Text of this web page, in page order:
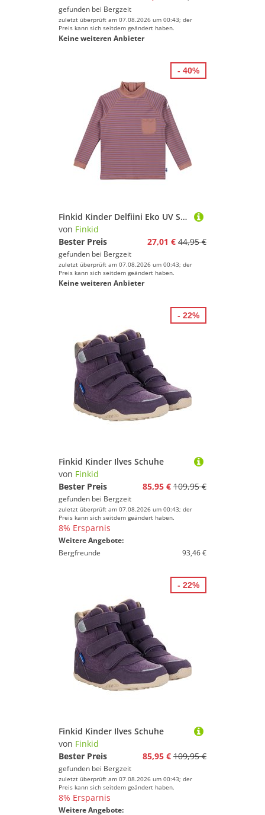
gefunden bei Bergzeit
zuletzt überprüft am 07.08.2026 um 00:43; der
Preis kann sich seitdem geändert haben.
Keine weiteren Anbieter
Finkid Kinder Delfiini Eko UV Shirt
von Finkid
Bester Preis
27,01 € 44,95 €
gefunden bei Bergzeit
zuletzt überprüft am 07.08.2026 um 00:43; der
Preis kann sich seitdem geändert haben.
Keine weiteren Anbieter
- 40%
Finkid Kinder Ilves Schuhe
von Finkid
Bester Preis
85,95 € 109,95 €
gefunden bei Bergzeit
zuletzt überprüft am 07.08.2026 um 00:43; der
Preis kann sich seitdem geändert haben.
8% Ersparnis
Weitere Angebote:
Bergfreunde
93,46 €
- 22%
Finkid Kinder Ilves Schuhe
von Finkid
Bester Preis
85,95 € 109,95 €
gefunden bei Bergzeit
zuletzt überprüft am 07.08.2026 um 00:43; der
Preis kann sich seitdem geändert haben.
8% Ersparnis
Weitere Angebote:
- 22%